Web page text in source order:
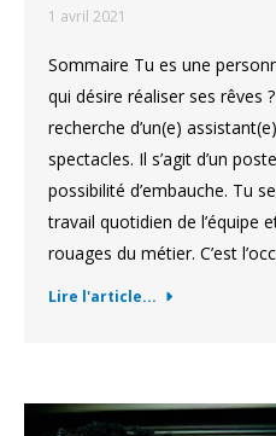
1 avril 2021
Sommaire Tu es une
qui désire réaliser ses rêves
recherche d’un(e)
spectacles. Il s’agit d’un
possibilité d’embauche. Tu
travail quotidien de l’équipe
rouages du métier. C’est
Lire l'article...